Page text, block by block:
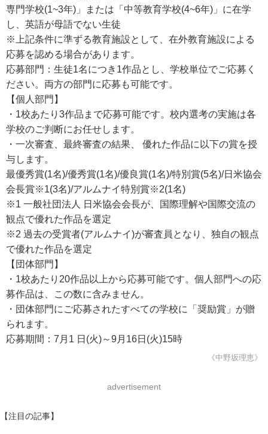
専門学校(1~3年)」または「中等教育学校(4~6年)」に在学
し、英語が母語でない生徒
※上記条件に準ずる教育施設として、在外教育施設による
応募を認める場合があります。
応募部門：生徒1名につき1作品とし、学校単位でご応募く
ださい。両方の部門に応募も可能です。
【個人部門】
・1校あたり3作品まで応募可能です。校内選考の実施は各
学校のご判断にお任せします。
・一次審査、最終審査の結果、 優れた作品に以下の賞を授
与します。
最優秀賞(1名)/優秀賞(1名)/優良賞(1名)/特別賞(5名)/日米協会
会長賞※1(3名)/アルムナイ特別賞※2(1名)
※1 一般社団法人 日米協会会長が、国際理解や国際交流の
観点で優れた作品を選定
※2 過去の受賞者(アルムナイ)が審査員となり、独自の観点
で優れた作品を選定
【団体部門】
・1校あたり20作品以上から応募可能です。個人部門への応
募作品は、この数に含みません。
・団体部門にご応募されたすべての学校に「奨励賞」が贈
られます。
応募期間：7月1 日(火)～9月16日(火)15時
《中野坂理恵》
advertisement
【注目の記事】